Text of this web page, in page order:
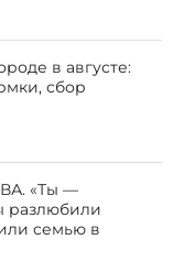
в августе:
сбор
«Ты —
разлюбили
семью в